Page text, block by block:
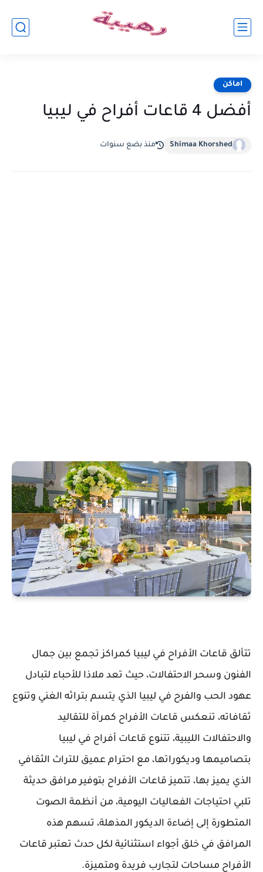
اماكن
أفضل 4 قاعات أفراح في ليبيا
Shimaa Khorshed منذ بضع سنوات
تتألق قاعات الأفراح في ليبيا كمراكز تجمع بين جمال
الفنون وسحر الاحتفالات، حيث تعد ملاذا للأحباء لتبادل
عهود الحب والفرح في ليبيا الذي يتسم بتراثه الغني وتنوع
ثقافاته، تنعكس قاعات الأفراح كمرآة للتقاليد
والاحتفالات الليبية، تتنوع قاعات أفراح في ليبيا
بتصاميمها وديكوراتها، مع احترام عميق للتراث الثقافي
الذي يميز بها، تتميز قاعات الأفراح بتوفير مرافق حديثة
تلبي احتياجات الفعاليات اليومية، من أنظمة الصوت
المتطورة إلى إضاءة الديكور المذهلة، تسهم هذه
المرافق في خلق أجواء استثنائية لكل حدث تعتبر قاعات
الأفراح مساحات لتجارب فريدة ومتميزة.